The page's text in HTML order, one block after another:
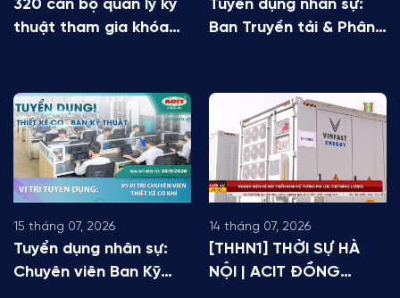
320 cán bộ quản lý kỹ
thuật tham gia khóa
Tuyển dụng nhân sự:
Ban Truyền tải & Phân
15 tháng 07, 2026
Tuyển dụng nhân sự:
Chuyên viên Ban Kỹ
14 tháng 07, 2026
[THHN1] THỜI SỰ HÀ
NỘI | ACIT ĐỒNG